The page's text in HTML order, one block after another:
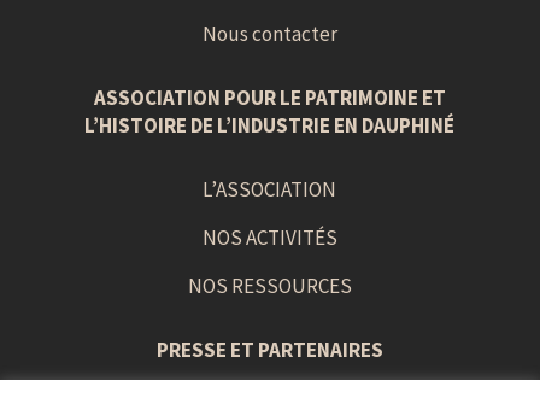
Nous contacter
ASSOCIATION POUR LE PATRIMOINE ET
L’HISTOIRE DE L’INDUSTRIE EN DAUPHINÉ
L’ASSOCIATION
NOS ACTIVITÉS
NOS RESSOURCES
PRESSE ET PARTENAIRES